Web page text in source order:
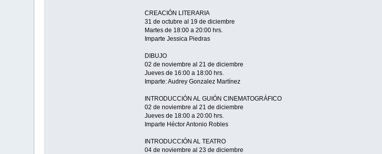
CREACIÓN LITERARIA
31 de octubre al 19 de diciembre
Martes de 18:00 a 20:00 hrs.
Imparte Jessica Piedras
DIBUJO
02 de noviembre al 21 de diciembre
Jueves de 16:00 a 18:00 hrs.
Imparte: Audrey Gonzalez Martínez
INTRODUCCIÓN AL GUIÓN CINEMATOGRÁFICO
02 de noviembre al 21 de diciembre
Jueves de 18:00 a 20:00 hrs.
Imparte Héctor Antonio Robles
INTRODUCCIÓN AL TEATRO
04 de noviembre al 23 de diciembre